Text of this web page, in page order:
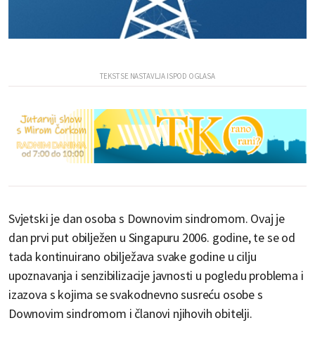
Svjetski je dan osoba s Downovim sindromom. Ovaj je
dan prvi put obilježen u Singapuru 2006. godine, te se od
tada kontinuirano obilježava svake godine u cilju
upoznavanja i senzibilizacije javnosti u pogledu problema i
izazova s kojima se svakodnevno susreću osobe s
Downovim sindromom i članovi njihovih obitelji.